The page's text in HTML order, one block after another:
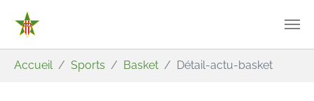
Accueil Sports Basket Détail-actu-basket